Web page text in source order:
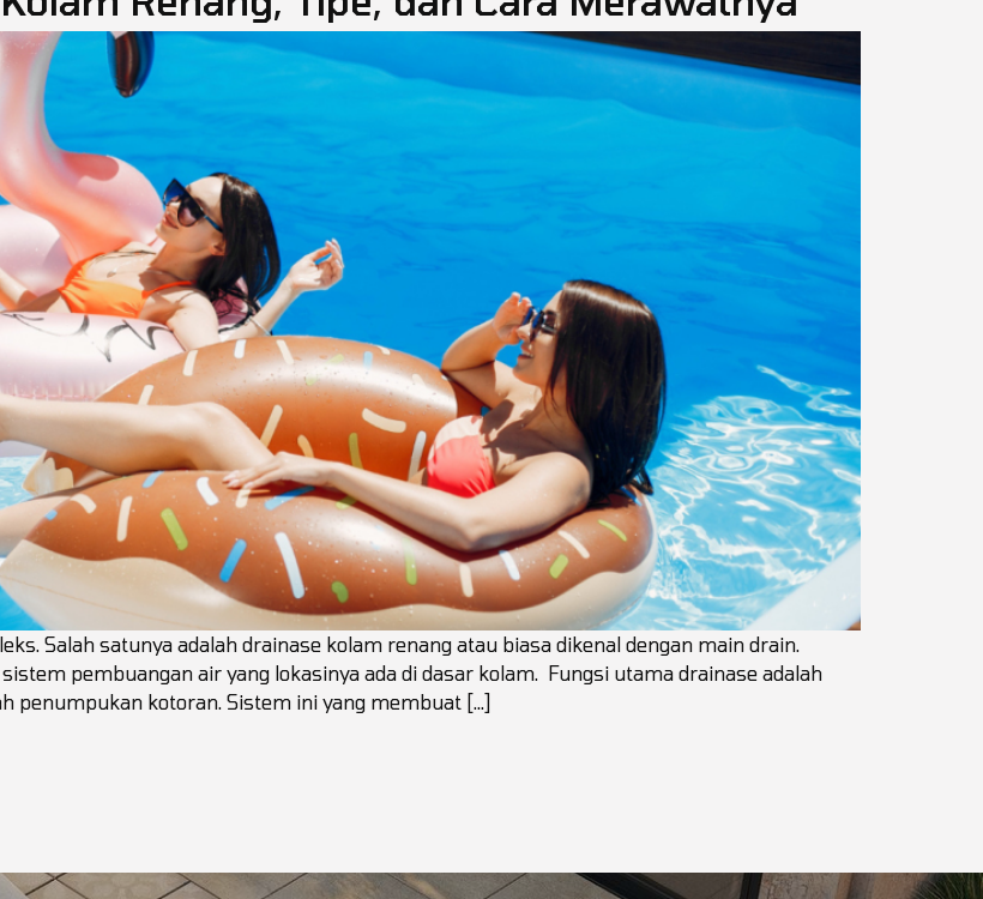
Salah satunya adalah drainase kolam renang atau biasa dikenal dengan main drain.
pembuangan air yang lokasinya ada di dasar kolam. Fungsi utama drainase adalah
penumpukan kotoran. Sistem ini yang membuat […]